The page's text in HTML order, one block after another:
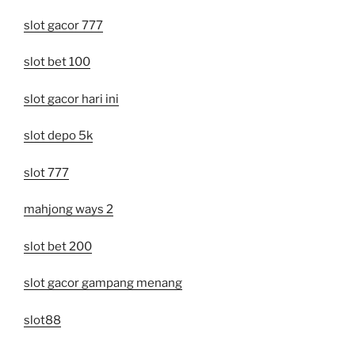
slot gacor 777
slot bet 100
slot gacor hari ini
slot depo 5k
slot 777
mahjong ways 2
slot bet 200
slot gacor gampang menang
slot88